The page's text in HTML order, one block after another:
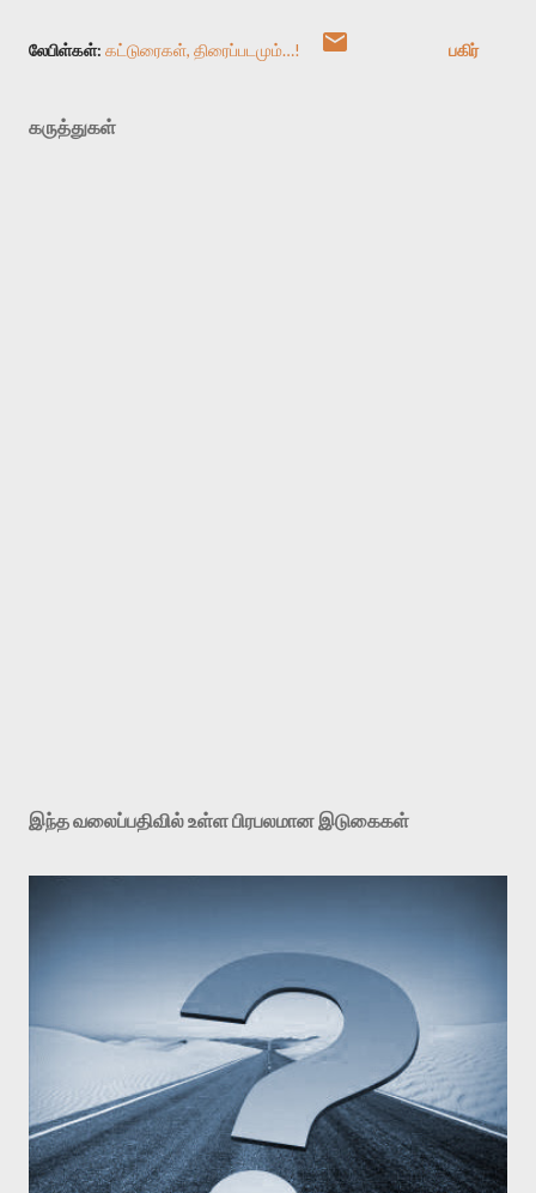
லேபிள்கள்: கட்டுரைகள் திரைப்படமும்…! பகிர்
கருத்துகள்
இந்த வலைப்பதிவில் உள்ள பிரபலமான இடுகைகள்